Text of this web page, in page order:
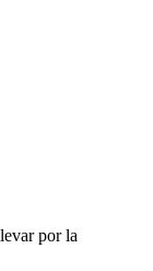
por la